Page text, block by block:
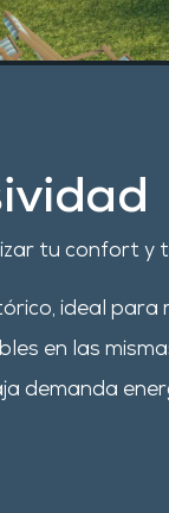
tu confort y
ideal
en las
demanda